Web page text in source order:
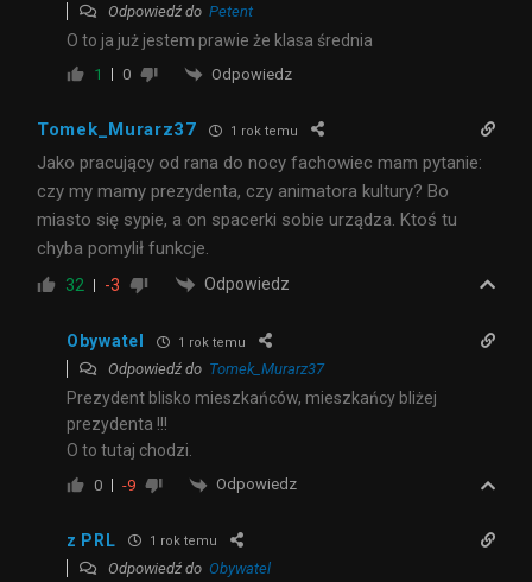
Odpowiedź do Petent
O to ja już jestem prawie że klasa średnia
1 0 Odpowiedz
Tomek_Murarz37 1 rok temu
Jako pracujący od rana do nocy fachowiec mam pytanie:
czy my mamy prezydenta, czy animatora kultury? Bo
miasto się sypie, a on spacerki sobie urządza. Ktoś tu
chyba pomylił funkcje.
32 -3 Odpowiedz
Obywatel 1 rok temu
Odpowiedź do Tomek_Murarz37
Prezydent blisko mieszkańców, mieszkańcy bliżej
prezydenta !!!
O to tutaj chodzi.
0 -9 Odpowiedz
z PRL 1 rok temu
Odpowiedź do Obywatel